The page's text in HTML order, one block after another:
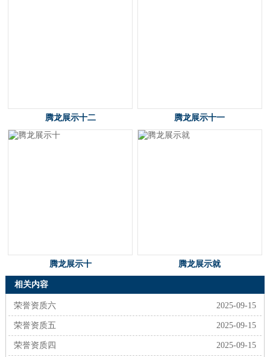
腾龙展示十二 腾龙展示十一
腾龙展示十 腾龙展示就
相关内容
2025-09-15
荣誉资质六
2025-09-15
荣誉资质五
2025-09-15
荣誉资质四